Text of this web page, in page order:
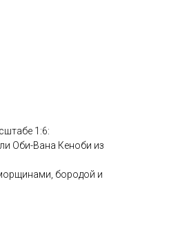
1:6:
Оби-Вана Кеноби из
бородой и